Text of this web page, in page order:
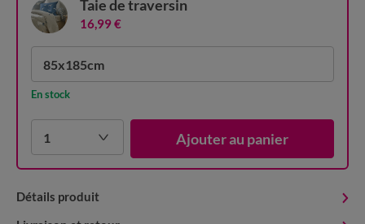
85x185cm
En stock
1 Ajouter au panier
Taie de traversin
16,99 €
Détails produit